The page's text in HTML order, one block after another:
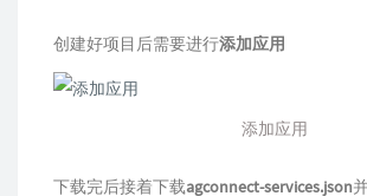
创建好项目后需要进行添加应用
添加应用
下载完后接着下载agconnect-services.json